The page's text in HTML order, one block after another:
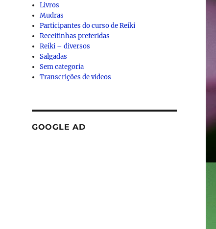
Livros
Mudras
Participantes do curso de Reiki
Receitinhas preferidas
Reiki – diversos
Salgadas
Sem categoria
Transcrições de videos
GOOGLE AD